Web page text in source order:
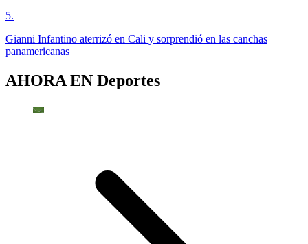
5.
Gianni Infantino aterrizó en Cali y sorprendió en las canchas
panamericanas
AHORA EN Deportes